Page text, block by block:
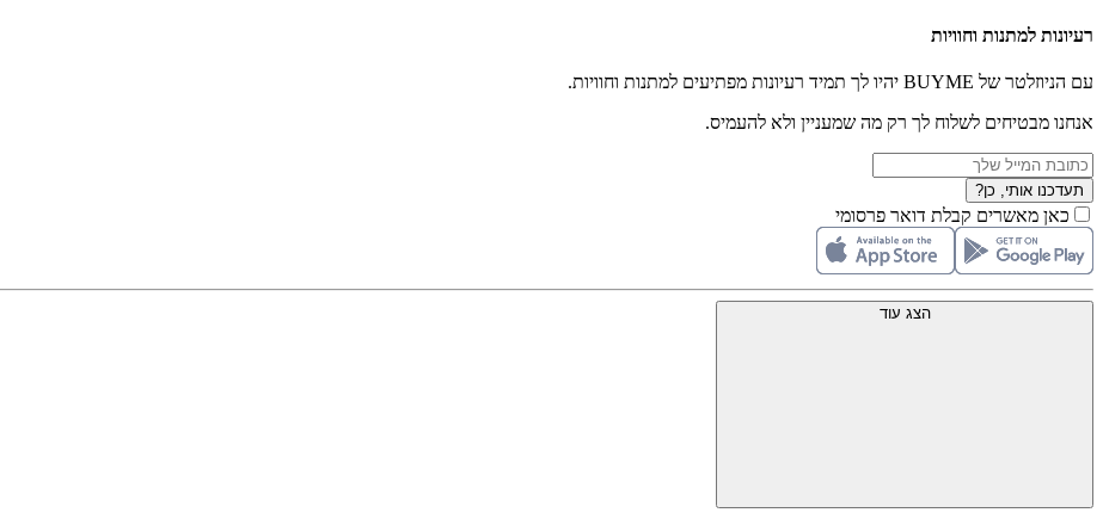
רעיונות למתנות וחוויות
עם הניוזלטר של BUYME יהיו לך תמיד רעיונות מפתיעים למתנות וחוויות.
אנחנו מבטיחים לשלוח לך רק מה שמעניין ולא להעמיס.
תעדכנו אותי, כן?
כאן מאשרים קבלת דואר פרסומי
הצג עוד